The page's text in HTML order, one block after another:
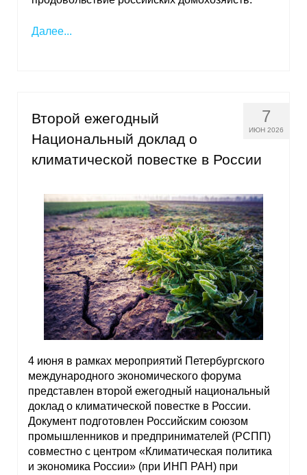
Далее...
7
ИЮН 2026
Второй ежегодный
Национальный доклад о
климатической повестке в России
4 июня в рамках мероприятий Петербургского
международного экономического форума
представлен второй ежегодный национальный
доклад о климатической повестке в России.
Документ подготовлен Российским союзом
промышленников и предпринимателей (РСПП)
совместно с центром «Климатическая политика
и экономика России» (при ИНП РАН) при